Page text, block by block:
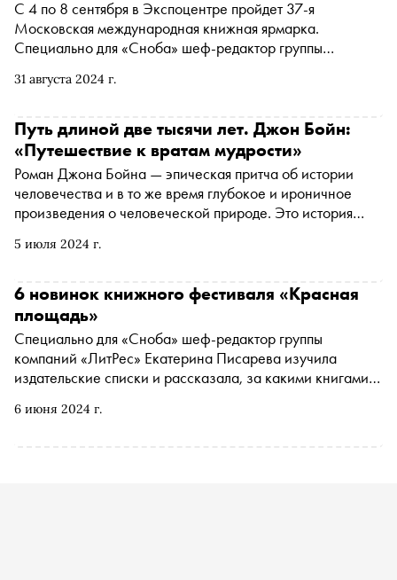
31 августа 2024 г.
С 4 по 8 сентября в Экспоцентре пройдет 37-я
Московская международная книжная ярмарка.
Специально для «Сноба» шеф-редактор группы
интересных новинок этого сезона
5 июля 2024 г.
Путь длиной две тысячи лет. Джон Бойн:
«Путешествие к вратам мудрости»
Роман Джона Бойна — эпическая притча об истории
человечества и в то же время глубокое и ироничное
произведения о человеческой природе. Это история
Рождества Христова и простирается через две тысячи лет
вышедшей в издательстве «Фантом Пресс» в переводе
Елены Полецкой
6 июня 2024 г.
6 новинок книжного фестиваля «Красная
площадь»
Специально для «Сноба» шеф-редактор группы
компаний «ЛитРес» Екатерина Писарева изучила
издательские списки и рассказала, за какими книгами
проходит с 6 по 9 июня. В списке и ожидаемая